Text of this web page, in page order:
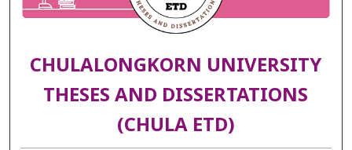
CHULALONGKORN UNIVERSITY
THESES AND DISSERTATIONS
(CHULA ETD)